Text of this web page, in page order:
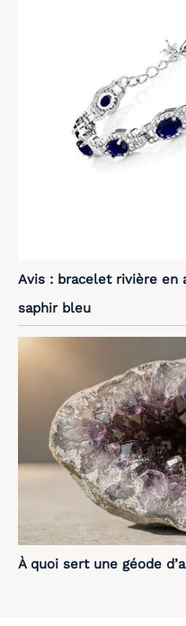
Avis : bracelet rivière en
saphir bleu
À quoi sert une géode